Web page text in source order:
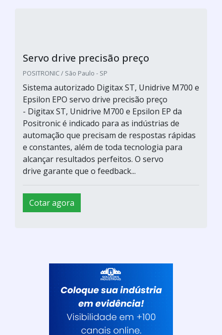
Servo drive precisão preço
POSITRONIC / São Paulo - SP
Sistema autorizado Digitax ST, Unidrive M700 e
Epsilon EPO servo drive precisão preço
- Digitax ST, Unidrive M700 e Epsilon EP da
Positronic é indicado para as indústrias de
automação que precisam de respostas rápidas
e constantes, além de toda tecnologia para
alcançar resultados perfeitos. O servo
drive garante que o feedback...
Cotar agora